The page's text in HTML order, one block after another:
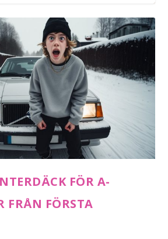
FÖR A-
FRÅN FÖRSTA